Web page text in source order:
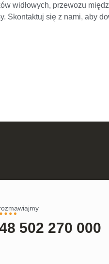
widłowych, przewozu
Skontaktuj się z nami, aby
502 270 000